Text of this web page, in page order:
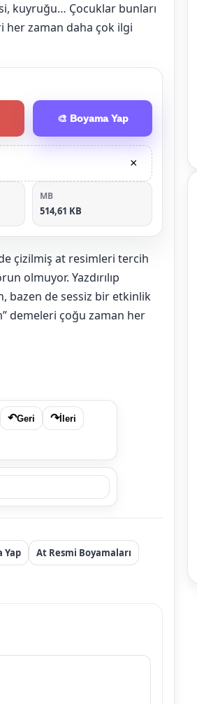
kuyruğu… Çocuklar bunları
her zaman daha çok ilgi
🎨 Boyama Yap
×
MB
514,61 KB
çizilmiş at resimleri tercih
olmuyor. Yazdırılıp
bazen de sessiz bir etkinlik
demeleri çoğu zaman her
↶Geri ↷İleri
Yap
At Resmi Boyamaları